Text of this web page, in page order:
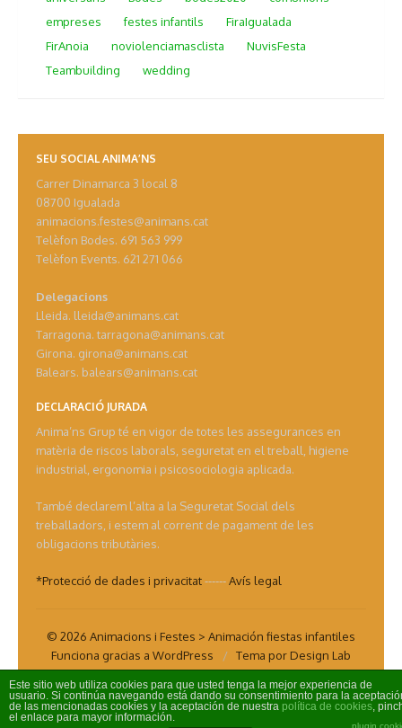
empreses
festes infantils
FiraIgualada
FirAnoia
noviolenciamasclista
NuvisFesta
Teambuilding
wedding
SEU SOCIAL ANIMA’NS
Carrer Dinamarca 3 local 8
08700 Igualada
animacions.festes@animans.cat
Telèfon Bodes. 691 563 999
Telèfon Events. 621 271 066
Delegacions
Lleida. lleida@animans.cat
Tarragona. tarragona@animans.cat
Girona. girona@animans.cat
Balears. balears@animans.cat
DECLARACIÓ JURADA
Anima’ns Grup té en vigor de totes les assegurances en
matèria de riscos laborals, seguretat en el treball, higiene
industrial, ergonomia i psicosociologia aplicada.
També declarem l’alta a la Seguretat Social dels
treballadors, i estem al corrent de pagament de les
obligacions tributàries.
*Protecció de dades i privacitat------Avís legal
© 2026 Animacions i Festes > Animación fiestas infantiles
Funciona gracias a WordPress
/ Tema por Design Lab
Este sitio web utiliza cookies para que usted tenga la mejor experiencia de
usuario. Si continúa navegando está dando su consentimiento para la
de las mencionadas cookies y la aceptación de nuestra política de cookies,
el enlace para mayor información.
plugin
Aviso Legal
Política de Privacidad